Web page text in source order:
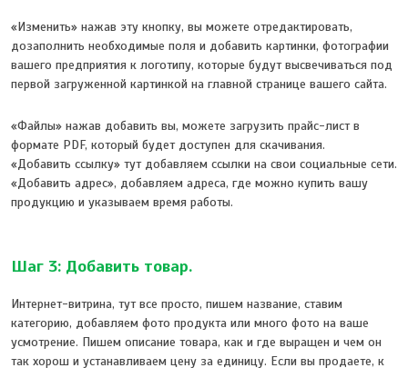
«Изменить» нажав эту кнопку, вы можете отредактировать,
дозаполнить необходимые поля и добавить картинки, фотографии
вашего предприятия к логотипу, которые будут высвечиваться под
первой загруженной картинкой на главной странице вашего сайта.
«Файлы» нажав добавить вы, можете загрузить прайс-лист в
формате PDF, который будет доступен для скачивания.
«Добавить ссылку» тут добавляем ссылки на свои социальные сети.
«Добавить адрес», добавляем адреса, где можно купить вашу
продукцию и указываем время работы.
Шаг 3: Добавить товар.
Интернет-витрина, тут все просто, пишем название, ставим
категорию, добавляем фото продукта или много фото на ваше
усмотрение. Пишем описание товара, как и где выращен и чем он
так хорош и устанавливаем цену за единицу. Если вы продаете, к